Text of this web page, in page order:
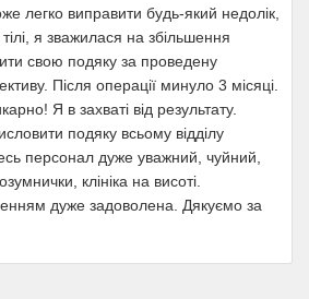
легко виправити будь-який недолік,
я зважилася на збільшення
свою подяку за проведену
Після операції минуло 3 місяці.
Я в захваті від результату.
подяку всьому відділу
персонал дуже уважний, чуйний,
клініка на висоті.
дуже задоволена. Дякуємо за